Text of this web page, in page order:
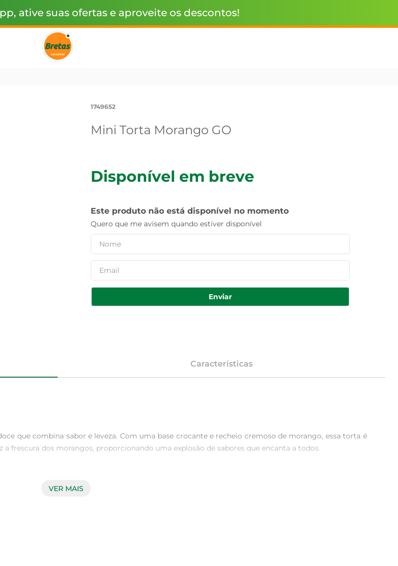
ative suas ofertas e aproveite os descontos!
1749652
Mini Torta Morango GO
Disponível em breve
Este produto não está disponível no momento
Quero que me avisem quando estiver disponível
Enviar
Características
que combina sabor e leveza. Com uma base crocante e recheio cremoso de morango, essa torta é
frescura dos morangos, proporcionando uma explosão de sabores que encanta a todos.
Go é feita com uma massa delicada que derrete na boca. O recheio é preparado com morangos
ocasiões. Seja como sobremesa em um jantar, um lanche da tarde ou até mesmo como um presente
momento. Sua apresentação charmosa e sabor marcante fazem dela uma escolha certeira para
VER MAIS